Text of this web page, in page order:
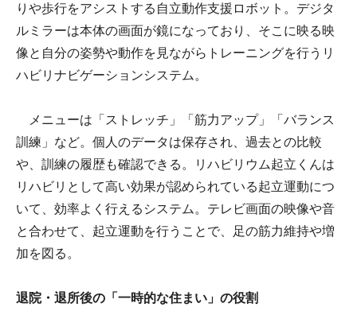
りや歩行をアシストする自立動作支援ロボット。デジタ
ルミラーは本体の画面が鏡になっており、そこに映る映
像と自分の姿勢や動作を見ながらトレーニングを行うリ
ハビリナビゲーションシステム。
メニューは「ストレッチ」「筋力アップ」「バランス
訓練」など。個人のデータは保存され、過去との比較
や、訓練の履歴も確認できる。リハビリウム起立くんは
リハビリとして高い効果が認められている起立運動につ
いて、効率よく行えるシステム。テレビ画面の映像や音
と合わせて、起立運動を行うことで、足の筋力維持や増
加を図る。
退院・退所後の「一時的な住まい」の役割